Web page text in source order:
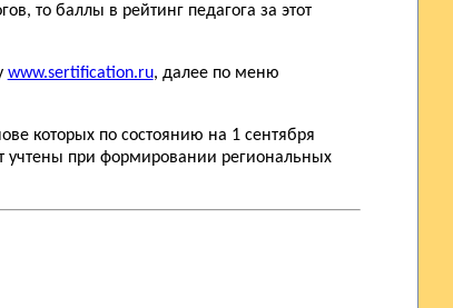
то баллы в рейтинг педагога за этот
www.sertification.ru, далее по меню
которых по состоянию на 1 сентября
учтены при формировании региональных